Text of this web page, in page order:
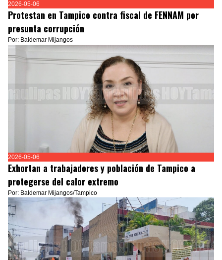
2026-05-06
Protestan en Tampico contra fiscal de FENNAM por
presunta corrupción
Por: Baldemar Mijangos
2026-05-06
Exhortan a trabajadores y población de Tampico a
protegerse del calor extremo
Por: Baldemar Mijangos/Tampico